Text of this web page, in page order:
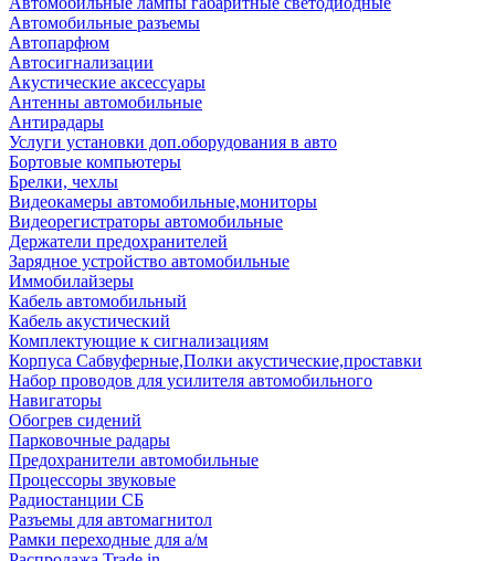
Автомобильные разъемы
Автопарфюм
Автосигнализации
Акустические аксессуары
Антенны автомобильные
Антирадары
Услуги установки доп.оборудования в авто
Бортовые компьютеры
Брелки, чехлы
Видеокамеры автомобильные,мониторы
Видеорегистраторы автомобильные
Держатели предохранителей
Зарядное устройство автомобильные
Иммобилайзеры
Кабель автомобильный
Кабель акустический
Комплектующие к сигнализациям
Корпуса Сабвуферные,Полки акустические,проставки
Набор проводов для усилителя автомобильного
Навигаторы
Обогрев сидений
Парковочные радары
Предохранители автомобильные
Процессоры звуковые
Радиостанции СБ
Разъемы для автомагнитол
Рамки переходные для а/м